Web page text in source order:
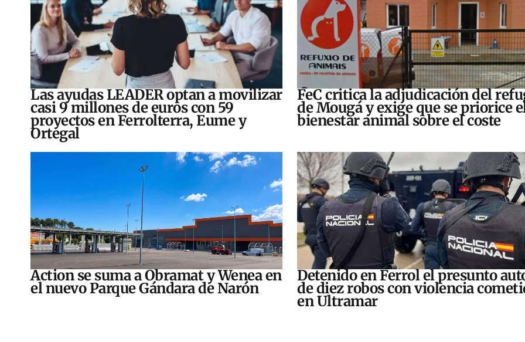
Las ayudas LEADER optan a movilizar
casi 9 millones de euros con 59
proyectos en Ferrolterra, Eume y
Ortegal
FeC critica la adjudicación del
de Mougá y exige que se priorice
bienestar animal sobre el coste
Action se suma a Obramat y Wenea en
el nuevo Parque Gándara de Narón
Detenido en Ferrol el presunto
de diez robos con violencia
en Ultramar